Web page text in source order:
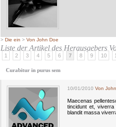
> Die ein > Von John Doe
Liste der Artikel des Herausgebers
1 2 3 4 5 6 7 8 9 10
Curabitur in purus sem
10/01/2010 Von
Maecenas
tincidunt et,
blandit massa